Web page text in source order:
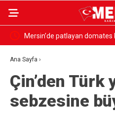
Mersin’de patlayan domates
bebeği yaktı
Ana Sayfa ›
Çin’den Türk
sebzesine